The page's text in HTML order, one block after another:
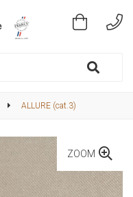
ALLURE (cat.3)
ZOOM